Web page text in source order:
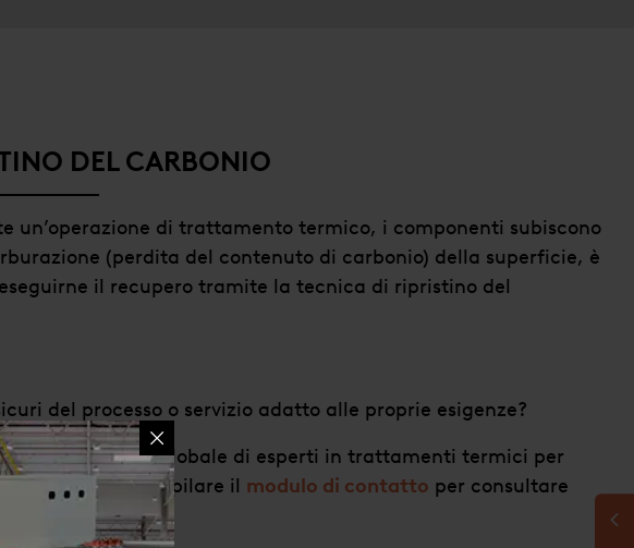
DEL CARBONIO
un’operazione di trattamento termico, i componenti subiscono
(perdita del contenuto di carbonio) della superficie, è
il recupero tramite la tecnica di ripristino del
del processo o servizio adatto alle proprie esigenze?
il nostro team globale di esperti in trattamenti termici per
o compilare il modulo di contatto per consultare
esperti.